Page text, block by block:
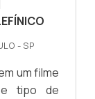
- SP
um filme
tipo de